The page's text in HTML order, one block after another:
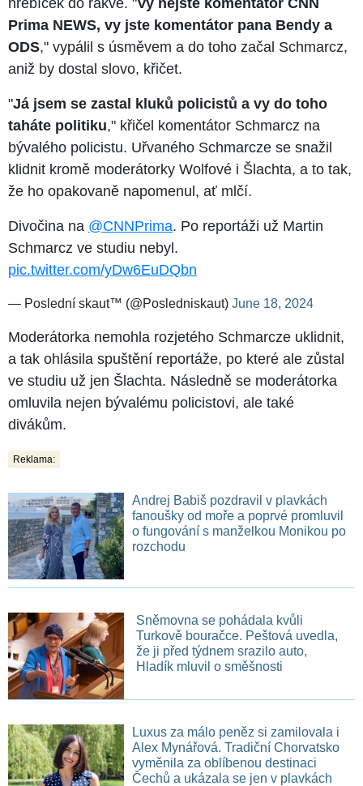
Prima NEWS, vy jste komentátor pana Bendy a
ODS," vypálil s úsměvem a do toho začal Schmarcz,
aniž by dostal slovo, křičet.
"Já jsem se zastal kluků policistů a vy do toho
taháte politiku," křičel komentátor Schmarcz na
bývalého policistu. Uřvaného Schmarcze se snažil
klidnit kromě moderátorky Wolfové i Šlachta, a to tak,
že ho opakovaně napomenul, ať mlčí.
Divočina na @CNNPrima. Po reportáži už Martin
Schmarcz ve studiu nebyl.
pic.twitter.com/yDw6EuDQbn
— Poslední skaut™ (@Posledniskaut) June 18, 2024
Moderátorka nemohla rozjetého Schmarcze uklidnit,
a tak ohlásila spuštění reportáže, po které ale zůstal
ve studiu už jen Šlachta. Následně se moderátorka
omluvila nejen bývalému policistovi, ale také
divákům.
Reklama:
Andrej Babiš pozdravil v plavkách
fanoušky od moře a poprvé promluvil
o fungování s manželkou Monikou po
rozchodu
Sněmovna se pohádala kvůli
Turkově bouračce. Peštová uvedla,
že ji před týdnem srazilo auto,
Hladík mluvil o směšnosti
Luxus za málo peněz si zamilovala i
Alex Mynářová. Tradiční Chorvatsko
vyměnila za oblíbenou destinaci
Čechů a ukázala se jen v plavkách